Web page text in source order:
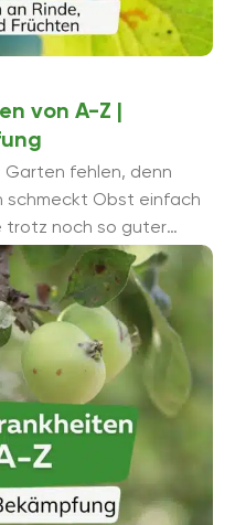
von A-Z |
Garten fehlen, denn
schmeckt Obst einfach
trotz noch so guter
...